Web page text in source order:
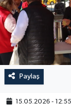
Paylaş
15.05.2026 - 12:55
RESMİ İLAN